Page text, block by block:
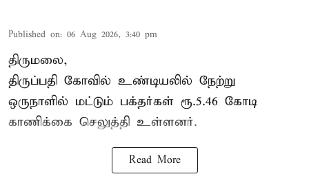
Published on: 06 Aug 2026, 3:40 pm
திருமலை,
திருப்பதி கோவில் உண்டியலில் நேற்று
ஒருநாளில் மட்டும் பக்தர்கள் ரூ.5.46 கோடி
காணிக்கை செலுத்தி உள்ளனர்.
Read More